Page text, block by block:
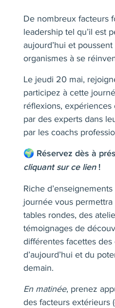
De nombreux facteurs
leadership tel qu’il est
aujourd’hui et
organismes à se
Le jeudi 20 mai,
participez à cette
réflexions,
par des experts dans
par les coachs
🌍 Réservez dès à
cliquant sur ce lien!
Riche
journée vous
tables rondes, des
témoignages de
différentes facettes
d’aujourd’hui et du
demain.
En matinée, prenez
des facteurs extérieurs